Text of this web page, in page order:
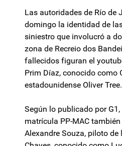
Las autoridades de Río de
domingo la identidad de
siniestro que involucró a
zona de Recreio dos
fallecidos figuran el
Prim Díaz, conocido como
estadounidense Oliver Tree.
Según lo publicado por
matrícula PP-MAC
Alexandre Souza, piloto